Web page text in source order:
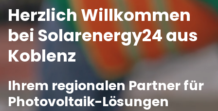
Herzlich Willkommen
bei Solarenergy24 aus
Koblenz
Ihrem regionalen Partner für
Photovoltaik-Lösungen